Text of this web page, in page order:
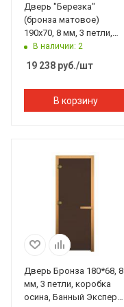
Дверь "Березка"
(бронза матовое)
190х70, 8 мм, 3 петли,
коробка ольха. Банный
Эксперт
В наличии: 2
19 238 руб./шт
В корзину
Дверь Бронза 180*68, 8
мм, 3 петли, коробка
осина, Банный Эксперт